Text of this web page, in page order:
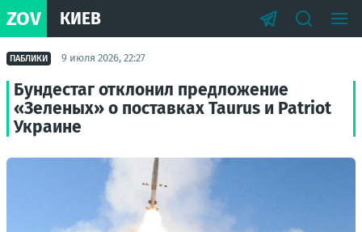
ZOV КИЕВ
ПАБЛИКИ 9 июля 2026, 22:27
Бундестаг отклонил предложение
«Зеленых» о поставках Taurus и Patriot
Украине